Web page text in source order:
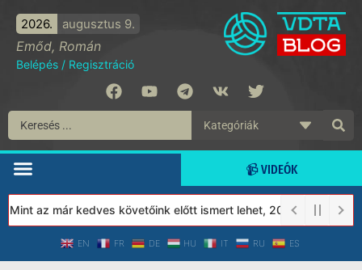
2026. augusztus 9.
Emőd, Román
Belépés / Regisztráció
📹 VIDEÓK
az már kedves követőink előtt ismert lehet, 2023-tól a Védett
EN FR DE HU IT RU ES